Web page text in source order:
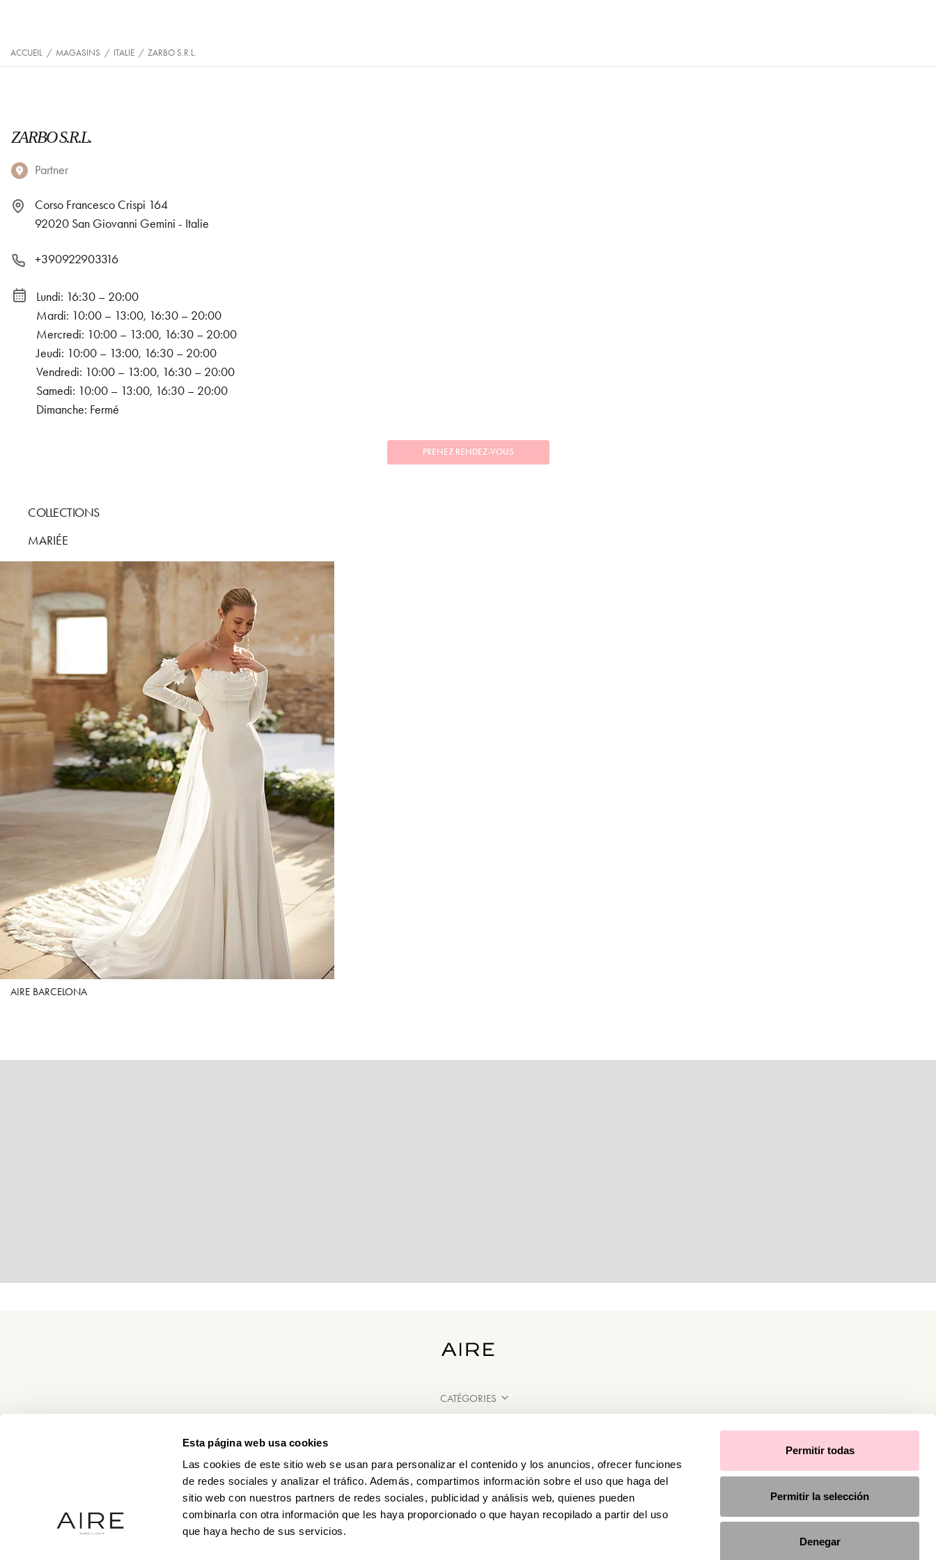
Esta página web usa cookies
Las cookies de este sitio web se usan para personalizar el contenido y los anuncios, ofrecer funciones
de redes sociales y analizar el tráfico. Además, compartimos información sobre el uso que haga del
sitio web con nuestros partners de redes sociales, publicidad y análisis web, quienes pueden
combinarla con otra información que les haya proporcionado o que hayan recopilado a partir del uso
que haya hecho de sus servicios.
Permitir todas
Permitir la selección
Denegar
ACCUEIL / MAGASINS / ITALIE / ZARBO S.R.L.
ZARBO S.R.L.
Partner
Corso Francesco Crispi 164
92020 San Giovanni Gemini - Italie
+390922903316
Lundi: 16:30 – 20:00
Mardi: 10:00 – 13:00, 16:30 – 20:00
Mercredi: 10:00 – 13:00, 16:30 – 20:00
Jeudi: 10:00 – 13:00, 16:30 – 20:00
Vendredi: 10:00 – 13:00, 16:30 – 20:00
Samedi: 10:00 – 13:00, 16:30 – 20:00
Dimanche: Fermé
PRENEZ RENDEZ-VOUS
COLLECTIONS
MARIÉE
AIRE BARCELONA
CATÉGORIES
POINT DE VENTE